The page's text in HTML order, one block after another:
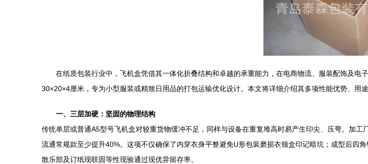
在纸质包装行业中，飞机盒凭借其一体化折叠结构和卓越的承重能力，在电商物流、服装配饰及
30×20×4厘米，专为小型服装或精致日用品的打包运输优化设计。本文将详细介绍其多项性能优势、用
一、三层加硬：坚固的物理结构
传统单层或普通A5型号飞机盒对较重货物缓冲不足，同样与设备在重复堆高时易产生印尖、压弯。加
流通常规款至少提升40%。这项不仅确保了内穿衣身平整避免U形包装磨损衣领盒印记暗坑；成型后四
散乐部及订纸现联固等性现验通过现优异留存率。